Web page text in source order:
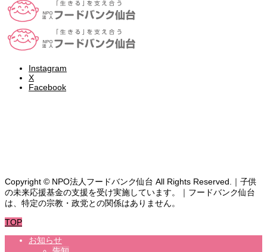
Instagram
X
Facebook
Copyright © NPO法人フードバンク仙台 All Rights Reserved.｜子供
の未来応援基金の支援を受け実施しています。｜フードバンク仙台
は、特定の宗教・政党との関係はありません。
TOP
お知らせ